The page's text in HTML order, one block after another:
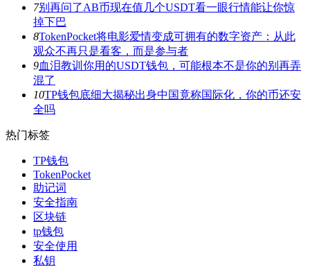
7别再问了AB币现在值几个USDT看一眼行情能让你惊
掉下巴
8TokenPocket将电影爱情变成可拥有的数字资产：从此
观众不再只是看客，而是参与者
9血泪教训你用的USDT钱包，可能根本不是你的别再弄
混了
10TP钱包底细大揭秘出身中国竟称国际化，你的币还安
全吗
热门标签
TP钱包
TokenPocket
助记词
安全指南
区块链
tp钱包
安全使用
私钥